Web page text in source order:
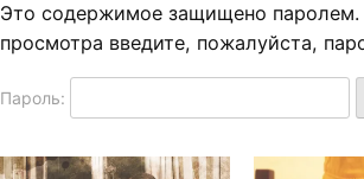
Это содержимое защищено паролем.
просмотра введите, пожалуйста,
Пароль: